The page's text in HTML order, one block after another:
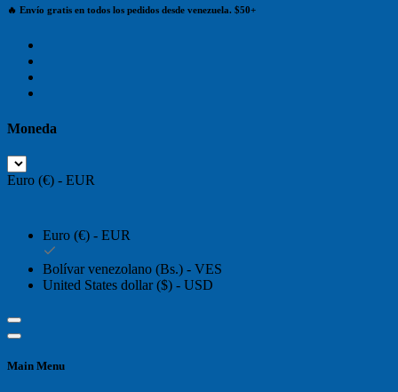
🔥 Envío gratis en todos los pedidos desde venezuela. $50+
Moneda
Euro (€) - EUR
Euro (€) - EUR
Bolívar venezolano (Bs.) - VES
United States dollar ($) - USD
Main Menu